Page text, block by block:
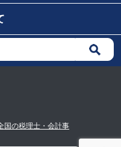
国の税理士・会計事